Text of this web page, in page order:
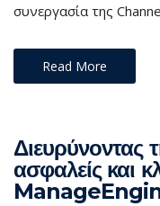
συνεργασία της
Read More
Διευρύνοντας
ασφαλείς και